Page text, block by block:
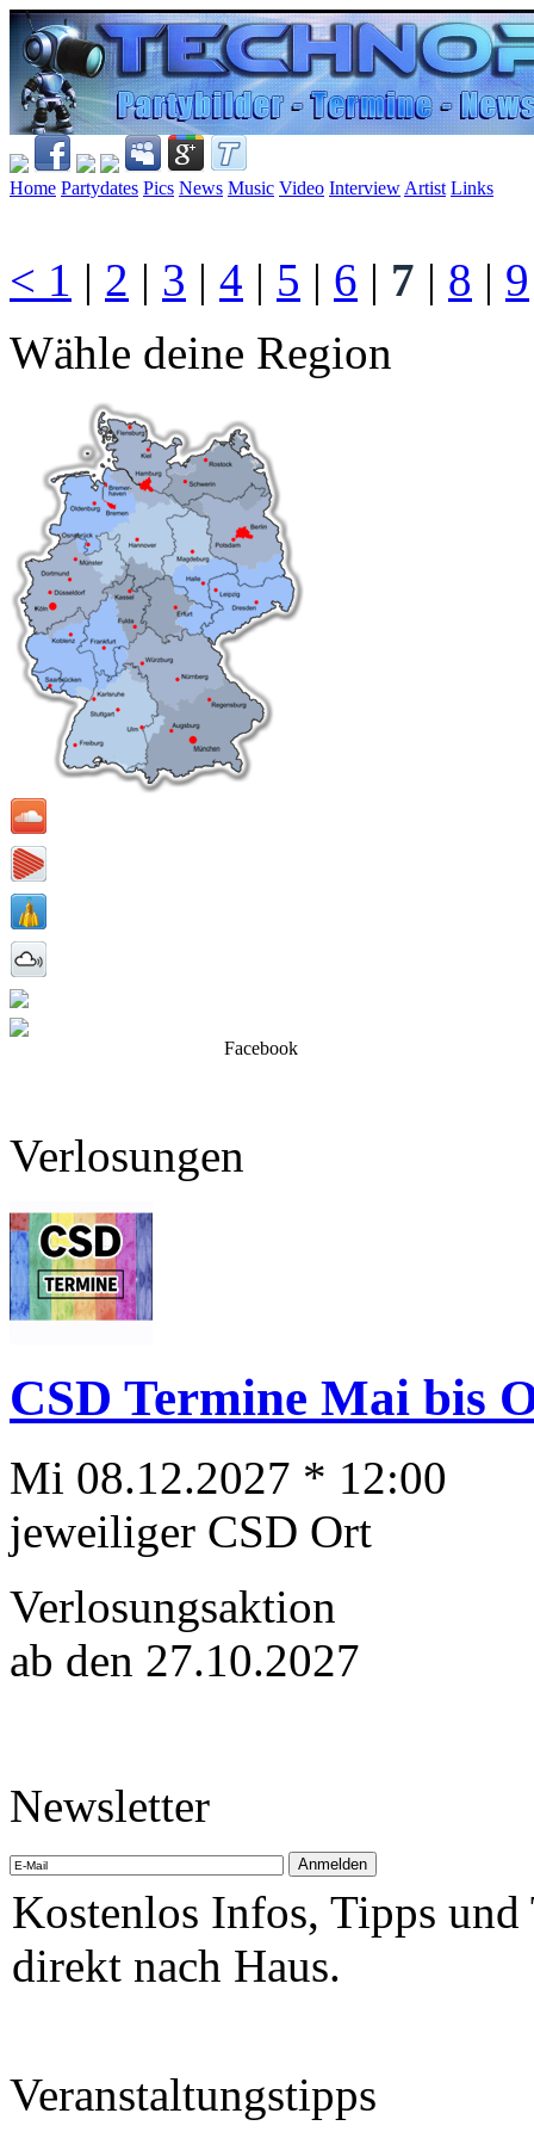
Home Partydates Pics News Music Video Interview Artist Links
< 1 | 2 | 3 | 4 | 5 | 6 | 7 | 8 | 9
Wähle deine Region
Facebook
Verlosungen
CSD Termine Mai bis
Mi 08.12.2027 * 12:00
jeweiliger CSD Ort
Verlosungsaktion
ab den 27.10.2027
Newsletter
Kostenlos Infos, Tipps
direkt nach Haus.
Veranstaltungstipps